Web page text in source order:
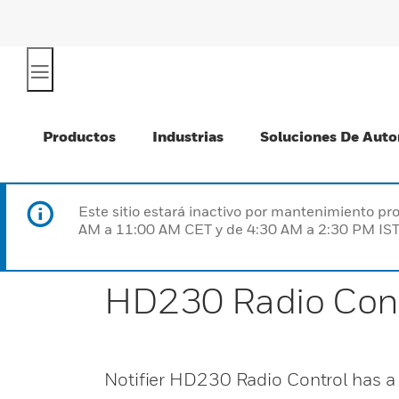
Productos Industrias Soluciones De
Este sitio estará inactivo por mantenimiento
AM a 11:00 AM CET y de 4:30 AM a 2:30 PM
HD230 Radio
Notifier HD230 Radio Control has